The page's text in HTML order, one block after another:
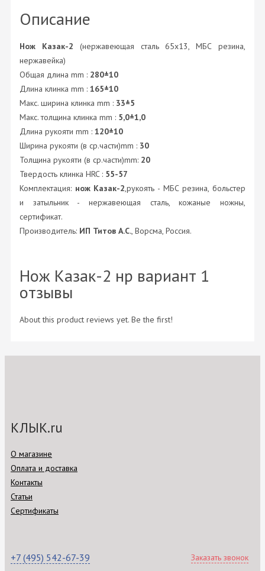
Описание
Нож Казак-2 (нержавеющая сталь 65х13, МБС резина,
нержавейка)
Общая длина mm : 280±10
Длина клинка mm : 165±10
Макс. ширина клинка mm : 33±5
Макс. толщина клинка mm : 5,0±1,0
Длина рукояти mm : 120±10
Ширина рукояти (в ср.части)mm : 30
Толщина рукояти (в ср.части)mm: 20
Твердость клинка HRC : 55-57
Комплектация: нож Казак-2,рукоять - МБС резина, больстер
и затыльник - нержавеющая сталь, кожаные ножны,
сертификат.
Производитель: ИП Титов А.С., Ворсма, Россия.
Нож Казак-2 нр вариант 1
отзывы
About this product reviews yet. Be the first!
КЛЫК.ru
О магазине
Оплата и доставка
Контакты
Статьи
Сертификаты
+7 (495) 542-67-39 Заказать звонок